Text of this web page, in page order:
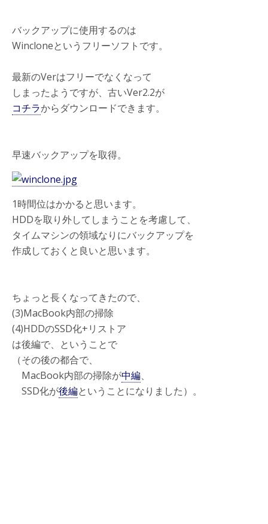
バックアップに使用するのは
Wincloneというフリーソフトです。
最新のVerはフリーでなくなって
しまったようですが、古いVer2.2が
コチラからダウンロードできます。
早速バックアップを取得。
1時間位はかかると思います。
HDDを取り外してしまうことを考慮して、
タイムマシンの領域なりにバックアップを
作成しておくと良いと思います。
ちょっと長くなってきたので、
(3)MacBook内部の掃除
(4)HDDのSSD化+リストア
は後編で、ということで
（その後の都合で、
MacBook内部の掃除が中編、
SSD化が後編ということになりました）。